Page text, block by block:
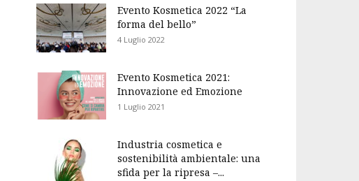
Evento Kosmetica 2022 “La
forma del bello”
4 Luglio 2022
Evento Kosmetica 2021:
Innovazione ed Emozione
1 Luglio 2021
Industria cosmetica e
sostenibilità ambientale: una
sfida per la ripresa –...